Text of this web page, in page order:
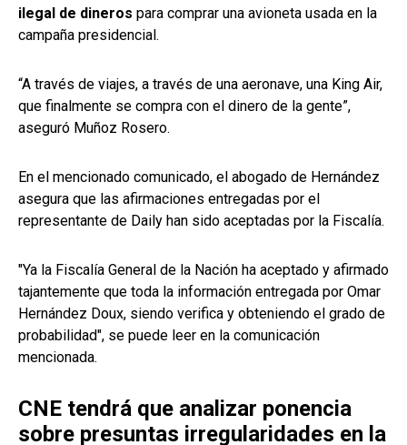
ilegal de dineros para comprar una avioneta usada en la
campaña presidencial.
“A través de viajes, a través de una aeronave, una King Air,
que finalmente se compra con el dinero de la gente”,
aseguró Muñoz Rosero.
En el mencionado comunicado, el abogado de Hernández
asegura que las afirmaciones entregadas por el
representante de Daily han sido aceptadas por la Fiscalía.
"Ya la Fiscalía General de la Nación ha aceptado y afirmado
tajantemente que toda la información entregada por Omar
Hernández Doux, siendo verifica y obteniendo el grado de
probabilidad", se puede leer en la comunicación
mencionada.
CNE tendrá que analizar ponencia
sobre presuntas irregularidades en la